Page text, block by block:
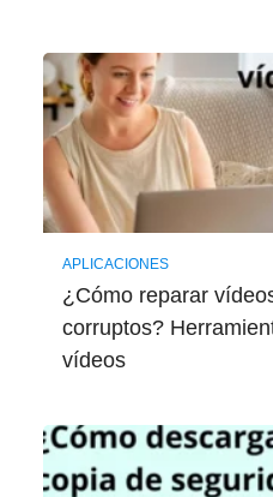
APLICACIONES
¿Cómo reparar
corruptos?
vídeos